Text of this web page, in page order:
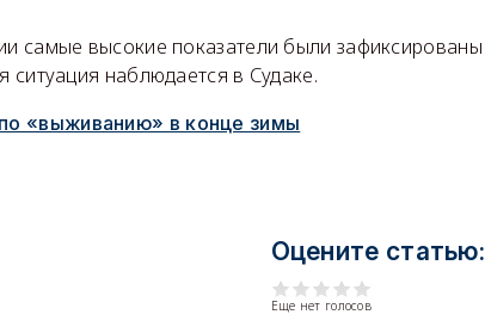
самые высокие показатели были зафиксированы
наблюдается в Судаке.
«выживанию» в конце зимы
Оцените статью:
Еще нет голосов